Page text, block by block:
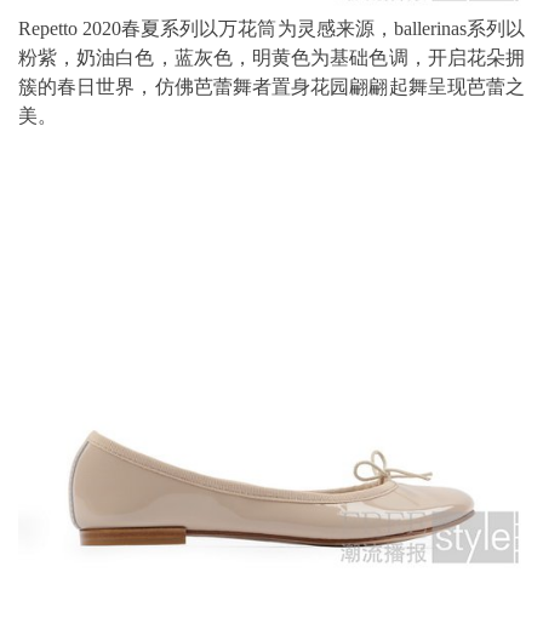
Repetto 2020春夏系列以万花筒为灵感来源，ballerinas系列以
粉紫，奶油白色，蓝灰色，明黄色为基础色调，开启花朵拥
簇的春日世界，仿佛芭蕾舞者置身花园翩翩起舞呈现芭蕾之
美。